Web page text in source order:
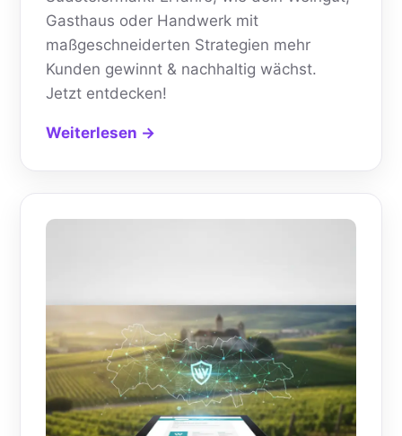
Gasthaus oder Handwerk mit
maßgeschneiderten Strategien mehr
Kunden gewinnt & nachhaltig wächst.
Jetzt entdecken!
Weiterlesen →